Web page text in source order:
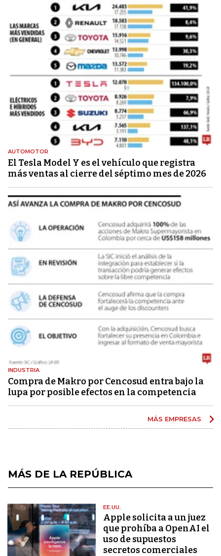
AUTOMOTOR
El Tesla Model Y es el vehículo que registra
más ventas al cierre del séptimo mes de 2026
INDUSTRIA
Compra de Makro por Cencosud entra bajo la
lupa por posible efectos en la competencia
MÁS EMPRESAS
MÁS DE LA REPÚBLICA
EE.UU.
Apple solicita a un juez
que prohíba a OpenAI el
uso de supuestos
secretos comerciales